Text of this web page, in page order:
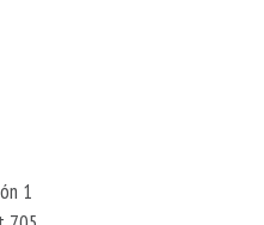
contribuyentes. Si aún tienes
dentro de los obligados, aquí te
a facturar electrónicamente
emitir factura electrónica: •
1